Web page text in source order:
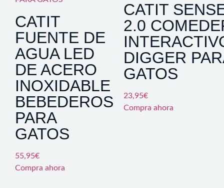
CATIT
FUENTE DE
AGUA LED
DE ACERO
INOXIDABLE
BEBEDEROS
PARA
GATOS
55,95€
Compra ahora
CATIT
2.0
DIGGER
GATOS
23,95€
Compra ahora